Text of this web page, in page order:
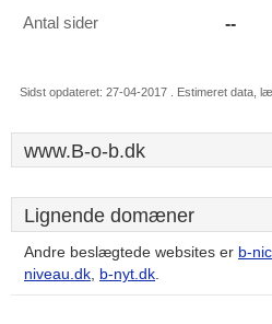
Antal sider --
Sidst opdateret: 27-04-2017 . Estimeret data,
www.B-o-b.dk
Lignende domæner
Andre beslægtede websites er b-
niveau.dk, b-nyt.dk.